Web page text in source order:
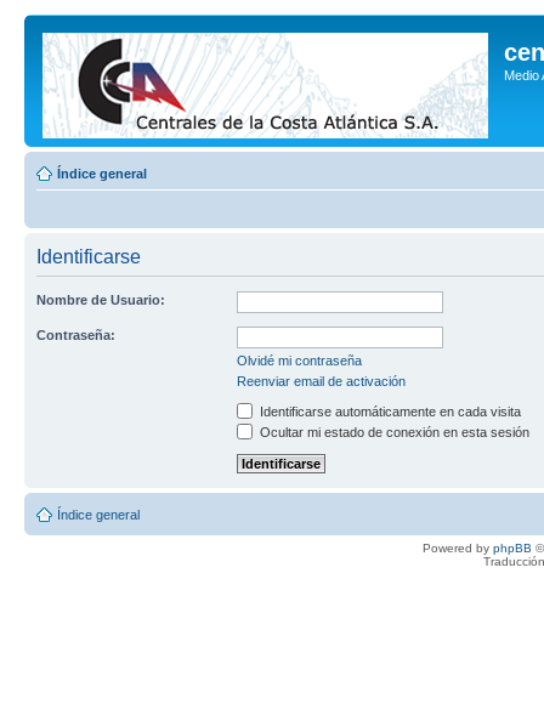
Medio
Índice general
Identificarse
Nombre de Usuario:
Contraseña:
Olvidé mi contraseña
Reenviar email de activación
Identificarse automáticamente en cada visita
Ocultar mi estado de conexión en esta sesión
Índice general
Powered by phpBB